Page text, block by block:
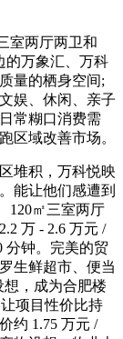
室两厅两卫和
的万象汇、万科
量的栖身空间;
娱、休闲、亲子
常糊口消费需
区域改善市场。
堆积，万科悦映
能让他们感遭到
120㎡三室两厅
万 - 2.6 万元 /
分钟。完美的贸
生鲜超市、便当
想，成为合肥楼
项目性价比持
约 1.75 万元 /